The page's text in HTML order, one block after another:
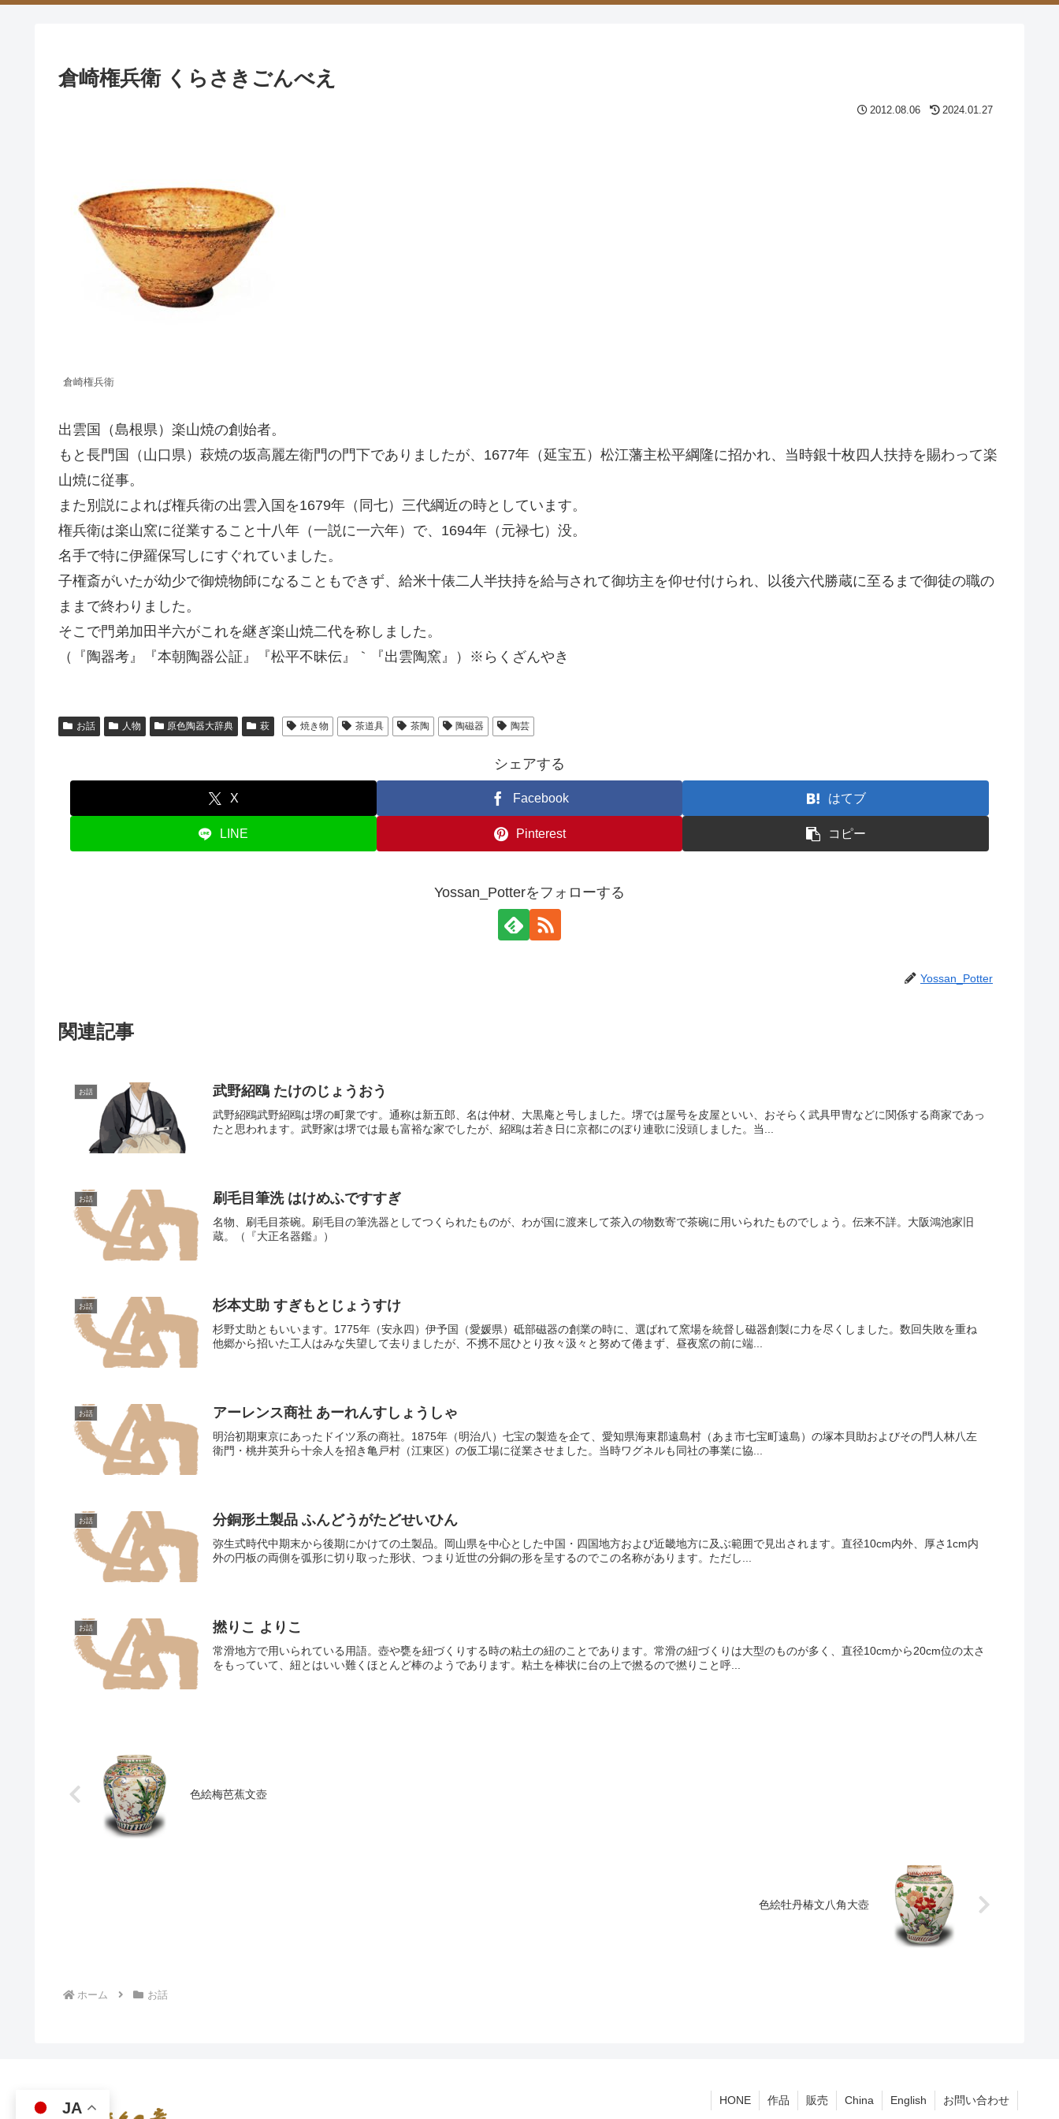
倉崎権兵衛 くらさきごんべえ
2012.08.06 2024.01.27
倉崎権兵衛
出雲国（島根県）楽山焼の創始者。
もと長門国（山口県）萩焼の坂高麗左衛門の門下でありましたが、1677年（延宝五）松江藩主松平綱隆に招かれ、当時銀十枚四人扶持を賜わって楽
山焼に従事。
また別説によれば権兵衛の出雲入国を1679年（同七）三代綱近の時としています。
権兵衛は楽山窯に従業すること十八年（一説に一六年）で、1694年（元禄七）没。
名手で特に伊羅保写しにすぐれていました。
子権斎がいたが幼少で御焼物師になることもできず、給米十俵二人半扶持を給与されて御坊主を仰せ付けられ、以後六代勝蔵に至るまで御徒の職の
ままで終わりました。
そこで門弟加田半六がこれを継ぎ楽山焼二代を称しました。
（『陶器考』『本朝陶器公証』『松平不昧伝』｀『出雲陶窯』）※らくざんやき
お話 人物 原色陶器大辞典 萩 焼き物 茶道具 茶陶 陶磁器 陶芸
シェアする
X Facebook はてブ
LINE Pinterest コピー
Yossan_Potterをフォローする
Yossan_Potter
関連記事
お話 武野紹鴎 たけのじょうおう
武野紹鴎武野紹鴎は堺の町衆です。通称は新五郎、名は仲材、大黒庵と号しました。堺では屋号を皮屋といい、おそらく武具甲冑などに関係する商家であっ
たと思われます。武野家は堺では最も富裕な家でしたが、紹鴎は若き日に京都にのぼり連歌に没頭しました。当...
お話 刷毛目筆洗 はけめふですすぎ
名物、刷毛目茶碗。刷毛目の筆洗器としてつくられたものが、わが国に渡来して茶入の物数寄で茶碗に用いられたものでしょう。伝来不詳。大阪鴻池家旧
蔵。（『大正名器鑑』）
お話 杉本丈助 すぎもとじょうすけ
杉野丈助ともいいます。1775年（安永四）伊予国（愛媛県）砥部磁器の創業の時に、選ばれて窯場を統督し磁器創製に力を尽くしました。数回失敗を重ね
他郷から招いた工人はみな失望して去りましたが、不携不屈ひとり孜々汲々と努めて倦まず、昼夜窯の前に端...
お話 アーレンス商社 あーれんすしょうしゃ
明治初期東京にあったドイツ系の商社。1875年（明治八）七宝の製造を企て、愛知県海東郡遠島村（あま市七宝町遠島）の塚本貝助およびその門人林八左
衛門・桃井英升ら十余人を招き亀戸村（江東区）の仮工場に従業させました。当時ワグネルも同社の事業に協...
お話 分銅形土製品 ふんどうがたどせいひん
弥生式時代中期末から後期にかけての土製品。岡山県を中心とした中国・四国地方および近畿地方に及ぶ範囲で見出されます。直径10cm内外、厚さ1cm内
外の円板の両側を弧形に切り取った形状、つまり近世の分銅の形を呈するのでこの名称があります。ただし...
お話 撚りこ よりこ
常滑地方で用いられている用語。壺や甕を紐づくりする時の粘土の紐のことであります。常滑の紐づくりは大型のものが多く、直径10cmから20cm位の太さ
をもっていて、紐とはいい難くほとんど棒のようであります。粘土を棒状に台の上で撚るので撚りこと呼...
色絵梅芭蕉文壺
色絵牡丹椿文八角大壺
ホーム お話
HONE 作品 販売 China English お問い合わせ
JA